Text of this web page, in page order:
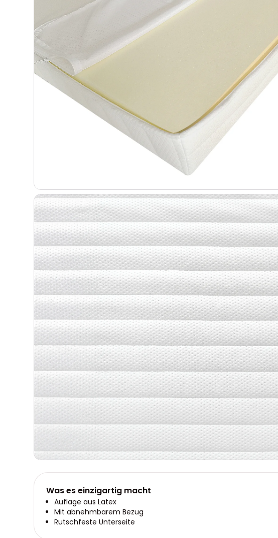
Was es einzigartig macht
Auflage aus Latex
Mit abnehmbarem Bezug
Rutschfeste Unterseite